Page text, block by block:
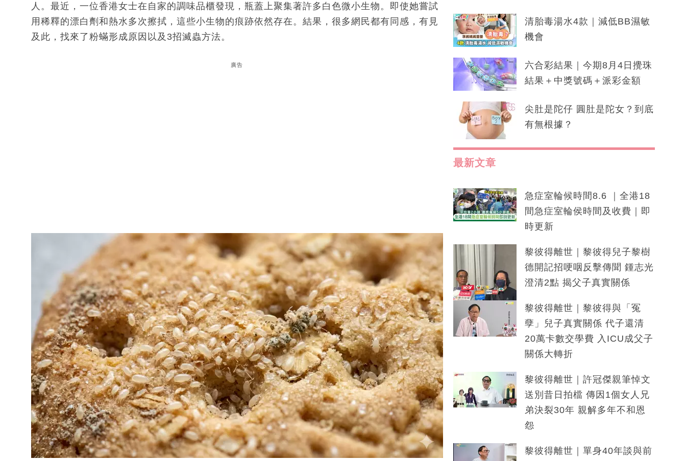
人。最近，一位香港女士在自家的調味品櫃發現，瓶蓋上聚集著許多白色微小生物。即使她嘗試
用稀釋的漂白劑和熱水多次擦拭，這些小生物的痕跡依然存在。結果，很多網民都有同感，有見
及此，找來了粉蟎形成原因以及3招滅蟲方法。
廣告
清胎毒湯水4款｜減低BB濕敏
機會
六合彩結果｜今期8月4日攪珠
結果＋中獎號碼＋派彩金額
尖肚是陀仔 圓肚是陀女？到底
有無根據？
最新文章
急症室輪候時間8.6 ｜全港18
間急症室輪侯時間及收費｜即
時更新
黎彼得離世｜黎彼得兒子黎樹
德開記招哽咽反擊傳聞 鍾志光
澄清2點 揭父子真實關係
黎彼得離世｜黎彼得與「冤
孽」兒子真實關係 代子還清
20萬卡數交學費 入ICU成父子
關係大轉折
黎彼得離世｜許冠傑親筆悼文
送別昔日拍檔 傳因1個女人兄
弟決裂30年 親解多年不和恩
怨
黎彼得離世｜單身40年談與前